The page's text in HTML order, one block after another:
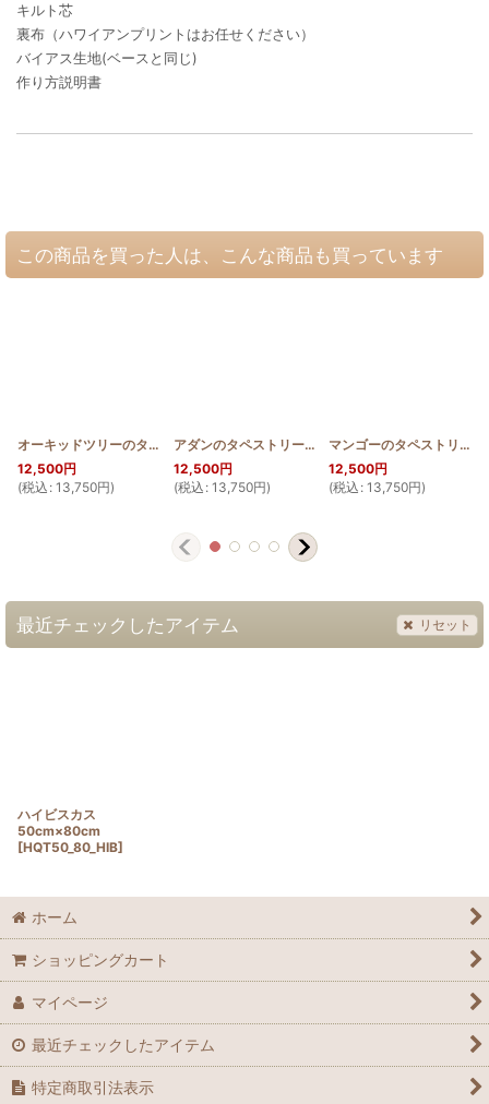
キルト芯
裏布（ハワイアンプリントはお任せください）
バイアス生地(ベースと同じ)
作り方説明書
この商品を買った人は、こんな商品も買っています
オーキッドツリーのタペストリー100cm [ HQT100_ORCH]
12,500円
(税込 : 13,750円)
アダンのタペストリー100cm [HQT100_ADAN]
12,500円
(税込 : 13,750円)
マンゴーのタペストリー100cm
12,500円
(税込 : 13,750円)
最近チェックしたアイテム リセット
ハイビスカス
50cm×80cm
[HQT50_80_HIB]
ホーム
ショッピングカート
マイページ
最近チェックしたアイテム
特定商取引法表示